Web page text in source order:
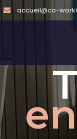
accueil@co-